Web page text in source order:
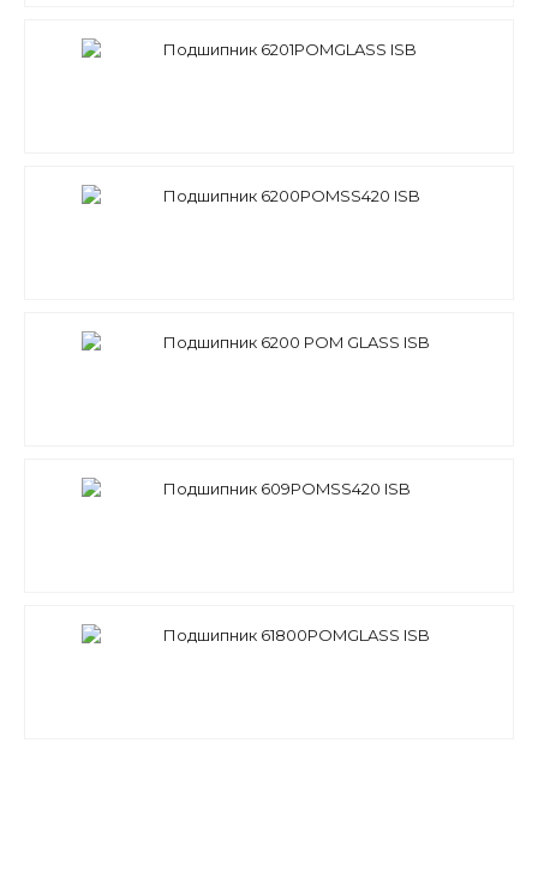
Подшипник 6201POMGLASS ISB
Подшипник 6200POMSS420 ISB
Подшипник 6200 POM GLASS ISB
Подшипник 609POMSS420 ISB
Подшипник 61800POMGLASS ISB